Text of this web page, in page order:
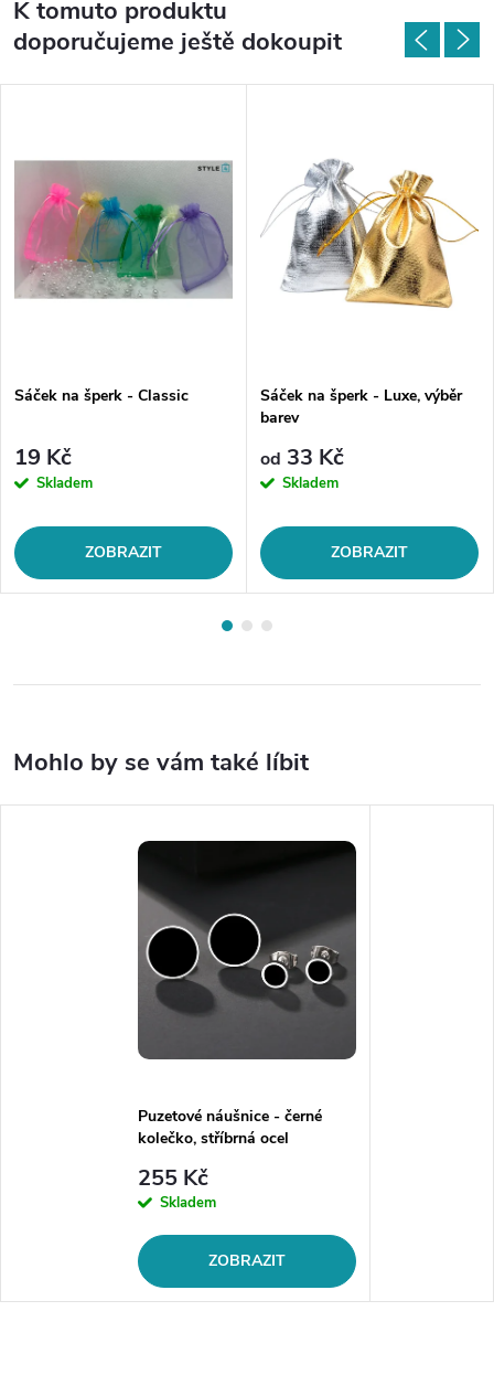
K tomuto produktu
doporučujeme ještě dokoupit
Sáček na šperk - Classic
19 Kč
Skladem
ZOBRAZIT
Sáček na šperk - Luxe, výběr
barev
od 33 Kč
Skladem
ZOBRAZIT
Puzetové náušnice - černé
kolečko, stříbrná ocel
255 Kč
Skladem
ZOBRAZIT